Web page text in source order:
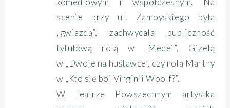
scenie przy ul. Zamoyskiego była
„gwiazdą”, zachwycała publiczność
tytułową rolą w „Medei”, Gizelą
w „Dwoje na huśtawce”, czy rolą Marthy
w „Kto się boi Virginii Woolf?”.
W Teatrze Powszechnym artystka